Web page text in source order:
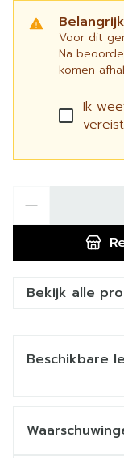
Voor dit
Na
komen
Ik
Bekijk alle
Beschikbare